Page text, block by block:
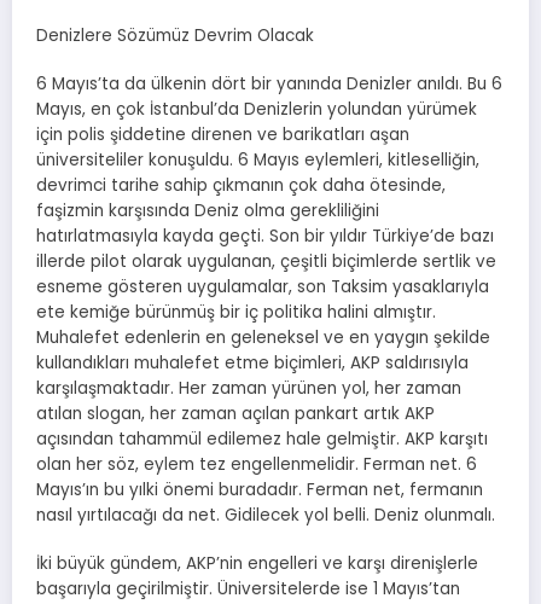
Denizlere Sözümüz Devrim Olacak
6 Mayıs’ta da ülkenin dört bir yanında Denizler anıldı. Bu 6
Mayıs, en çok İstanbul’da Denizlerin yolundan yürümek
için polis şiddetine direnen ve barikatları aşan
üniversiteliler konuşuldu. 6 Mayıs eylemleri, kitleselliğin,
devrimci tarihe sahip çıkmanın çok daha ötesinde,
faşizmin karşısında Deniz olma gerekliliğini
hatırlatmasıyla kayda geçti. Son bir yıldır Türkiye’de bazı
illerde pilot olarak uygulanan, çeşitli biçimlerde sertlik ve
esneme gösteren uygulamalar, son Taksim yasaklarıyla
ete kemiğe bürünmüş bir iç politika halini almıştır.
Muhalefet edenlerin en geleneksel ve en yaygın şekilde
kullandıkları muhalefet etme biçimleri, AKP saldırısıyla
karşılaşmaktadır. Her zaman yürünen yol, her zaman
atılan slogan, her zaman açılan pankart artık AKP
açısından tahammül edilemez hale gelmiştir. AKP karşıtı
olan her söz, eylem tez engellenmelidir. Ferman net. 6
Mayıs’ın bu yılki önemi buradadır. Ferman net, fermanın
nasıl yırtılacağı da net. Gidilecek yol belli. Deniz olunmalı.
İki büyük gündem, AKP’nin engelleri ve karşı direnişlerle
başarıyla geçirilmiştir. Üniversitelerde ise 1 Mayıs’tan